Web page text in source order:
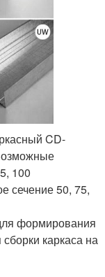
CD-
100
сечение 50, 75,
формирования
каркаса на